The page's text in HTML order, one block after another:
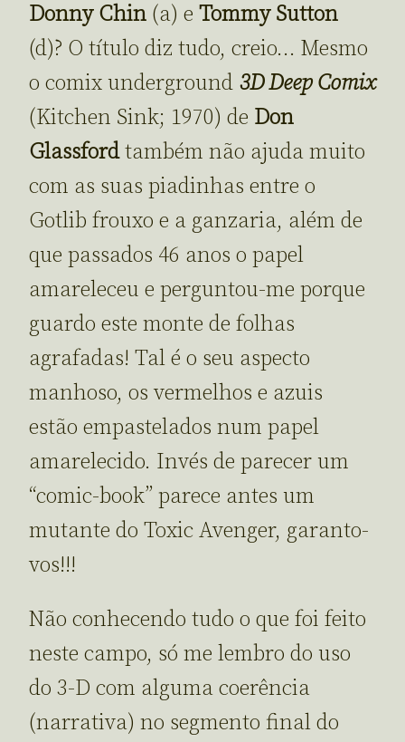
Donny Chin (a) e Tommy Sutton
(d)? O título diz tudo, creio… Mesmo
o comix underground 3D Deep Comix
(Kitchen Sink; 1970) de Don
Glassfordtambém não ajuda muito
com as suas piadinhas entre o
Gotlib frouxo e a ganzaria, além de
que passados 46 anos o papel
amareleceu e perguntou-me porque
guardo este monte de folhas
agrafadas! Tal é o seu aspecto
manhoso, os vermelhos e azuis
estão empastelados num papel
amarelecido. Invés de parecer um
“comic-book” parece antes um
mutante do Toxic Avenger, garanto-
vos!!!
Não conhecendo tudo o que foi feito
neste campo, só me lembro do uso
do 3-D com alguma coerência
(narrativa) no segmento final do